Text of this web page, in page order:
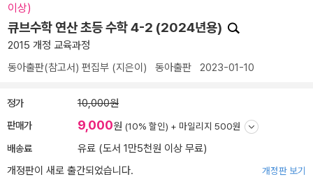
이상)
큐브수학 연산 초등 수학 4-2 (2024년용)
2015 개정 교육과정
동아출판(참고서) 편집부 (지은이) 동아출판 2023-01-10
정가 10,000원
판매가 9,000원 (10% 할인) + 마일리지 500원
배송료
유료 (도서 1만5천원 이상 무료)
개정판이 새로 출간되었습니다.
개정판 보기